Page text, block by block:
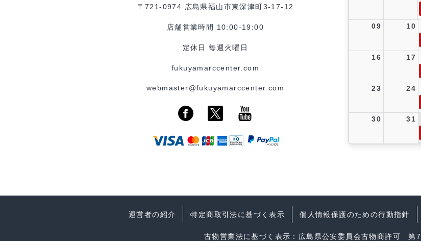
〒721-0974 広島県福山市東深津町3-17-12
店舗営業時間 10:00-19:00
定休日 毎週火曜日
fukuyamarccenter.com
webmaster@fukuyamarccenter.com
09 10
16 17
23 24
30 31
運営者の紹介 特定商取引法に基づく表示 個人情報保護のための行動指針
古物営業法に基づく表示：広島県公安委員会古物商許可